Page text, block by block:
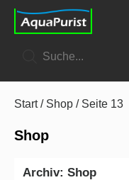
Start/ Shop / Seite 13
Shop
Archiv: Shop